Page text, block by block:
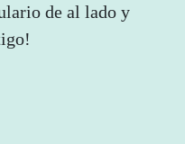
de al lado y